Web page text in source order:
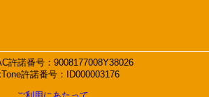
許諾番号：9008177008Y38026
許諾番号：ID000003176